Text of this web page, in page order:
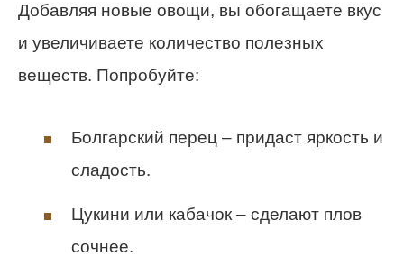
Добавляя новые овощи, вы обогащаете вкус
и увеличиваете количество полезных
веществ. Попробуйте:
Болгарский перец – придаст яркость и
сладость.
Цукини или кабачок – сделают плов
сочнее.